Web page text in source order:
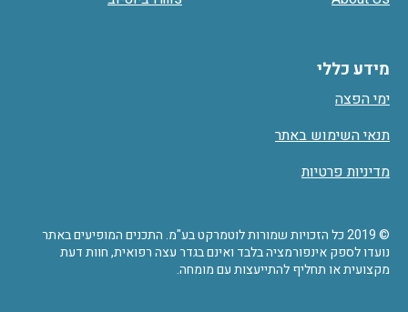
מידע כללי
ימי הפצה
תנאי השימוש באתר
מדיניות פרטיות
© 2019 כל הזכויות שמורות לוטמרקט בע"מ. התכנים המופיעים באתר
נועדו לספק אינפורמציה בלבד ואינם בגדר עצה רפואית, חוות דעת
מקצועית או תחליף להתייעצות עם מומחה.